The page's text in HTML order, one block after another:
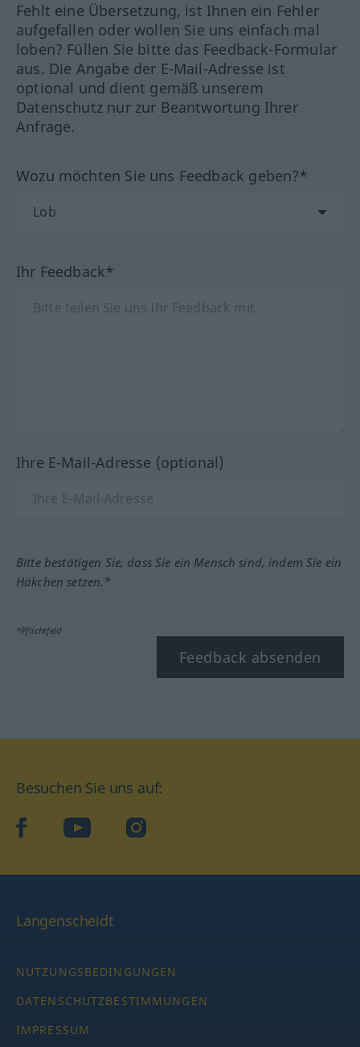
Fehlt eine Übersetzung, ist Ihnen ein Fehler
aufgefallen oder wollen Sie uns einfach mal
loben? Füllen Sie bitte das Feedback-Formular
aus. Die Angabe der E-Mail-Adresse ist
optional und dient gemäß unserem
Datenschutz nur zur Beantwortung Ihrer
Anfrage.
Wozu möchten Sie uns Feedback geben?*
Ihr Feedback*
Ihre E-Mail-Adresse (optional)
Bitte bestätigen Sie, dass Sie ein Mensch sind, indem Sie ein
Häkchen setzen.*
*Pflichtfeld
Feedback absenden
Besuchen Sie uns auf:
facebookYouTube Instagram
Langenscheidt
NUTZUNGSBEDINGUNGEN
DATENSCHUTZBESTIMMUNGEN
IMPRESSUM